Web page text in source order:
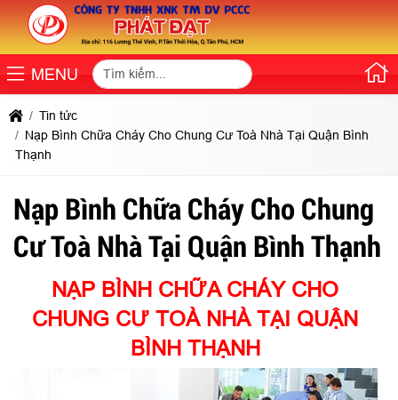
MENU
Tin tức
Nạp Bình Chữa Cháy Cho Chung Cư Toà Nhà Tại Quận Bình
Thạnh
Nạp Bình Chữa Cháy Cho Chung
Cư Toà Nhà Tại Quận Bình Thạnh
NẠP BÌNH CHỮA CHÁY CHO
CHUNG CƯ TOÀ NHÀ TẠI QUẬN
BÌNH THẠNH